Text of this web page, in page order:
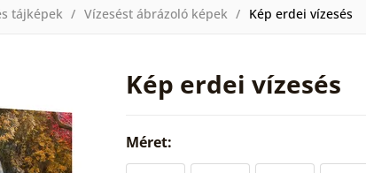
tájképek Vízesést ábrázoló képek Kép erdei vízesés
Kép erdei vízesés
Méret: